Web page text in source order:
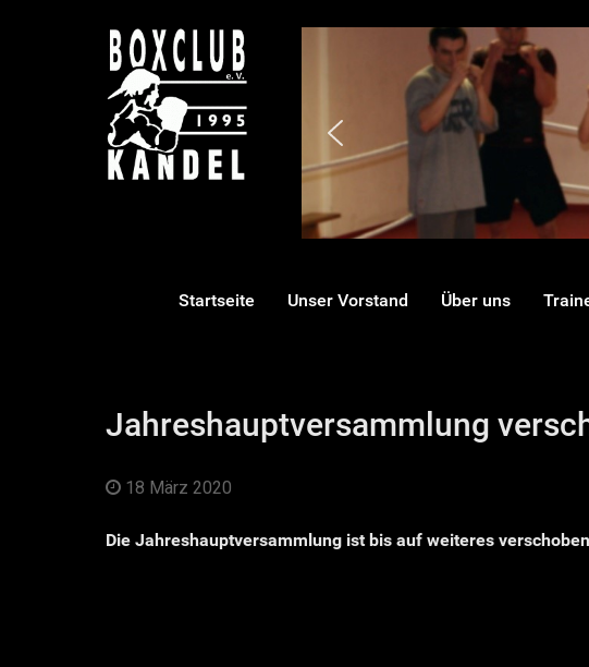
Startseite Unser Vorstand Über uns
Jahreshauptversammlung
18 März 2020
Die Jahreshauptversammlung ist bis auf weiteres